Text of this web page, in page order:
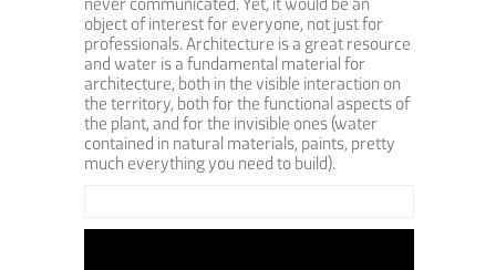
object of interest for everyone, not just for
professionals. Architecture is a great resource
and water is a fundamental material for
architecture, both in the visible interaction on
the territory, both for the functional aspects of
the plant, and for the invisible ones (water
contained in natural materials, paints, pretty
much everything you need to build).